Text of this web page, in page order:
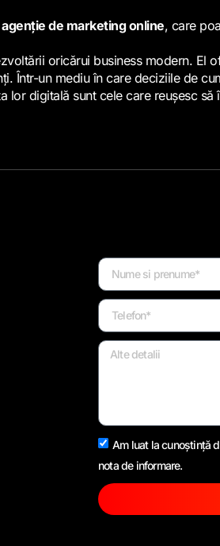
agenție de marketing online, care
oricărui business modern. El
Într-un mediu în care deciziile de
digitală sunt cele care reușesc
Am luat la cunoștință
nota de informare.